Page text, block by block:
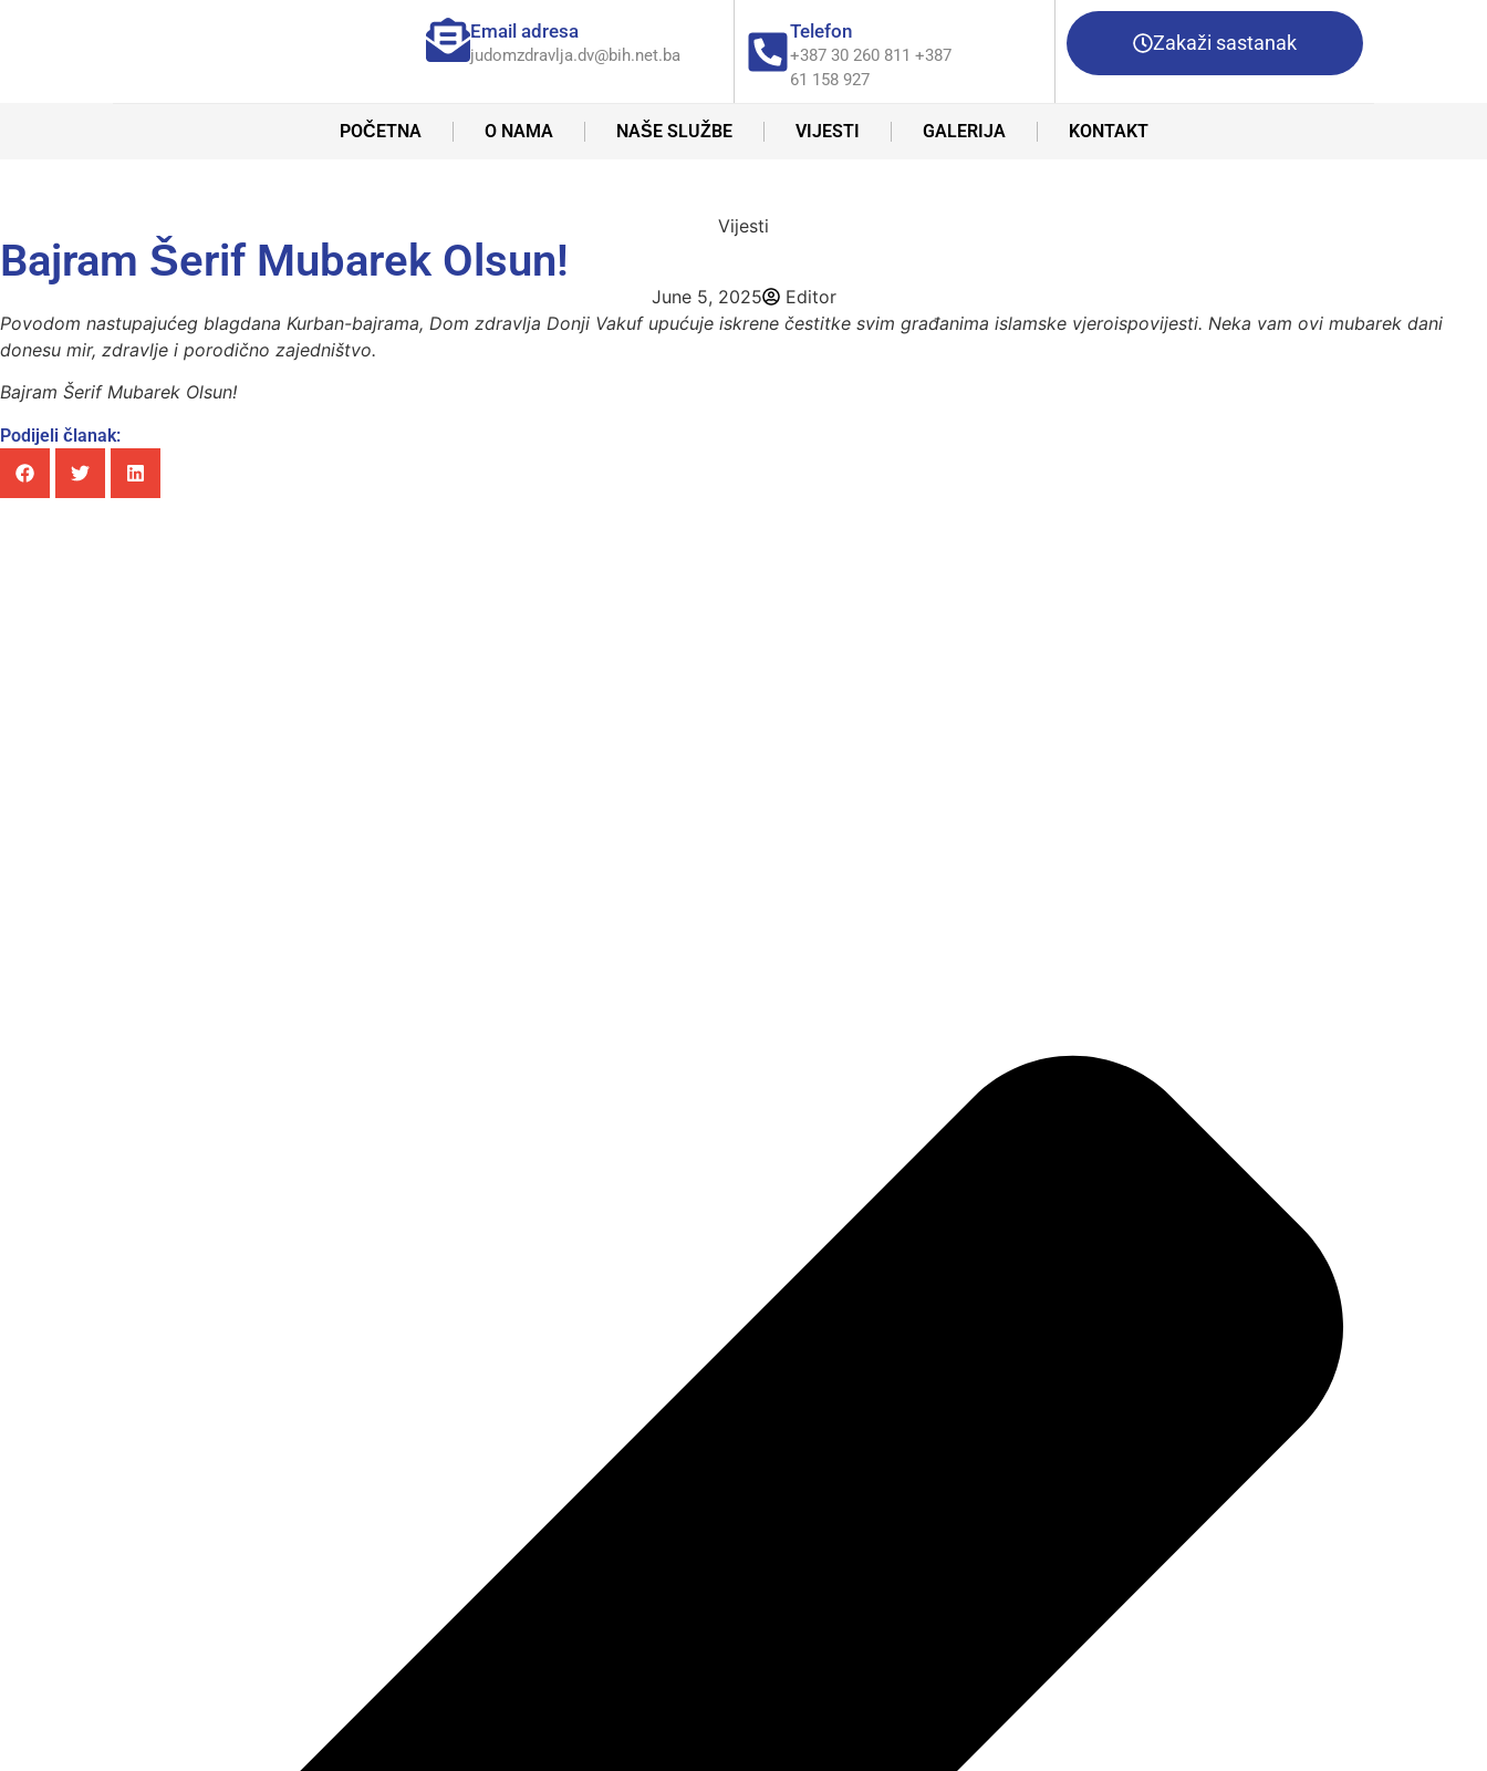
Email adresa
judomzdravlja.dv@bih.net.ba
Telefon
+387 30 260 811 +387
61 158 927
Zakaži sastanak
POČETNA O NAMA NAŠE SLUŽBE VIJESTI GALERIJA KONTAKT
Vijesti
Bajram Šerif Mubarek Olsun!
June 5, 2025
Editor
Povodom nastupajućeg blagdana Kurban-bajrama, Dom zdravlja Donji Vakuf upućuje iskrene čestitke svim građanima islamske vjeroispovijesti. Neka vam ovi mubarek dani
donesu mir, zdravlje i porodično zajedništvo.
Bajram Šerif Mubarek Olsun!
Podijeli članak: